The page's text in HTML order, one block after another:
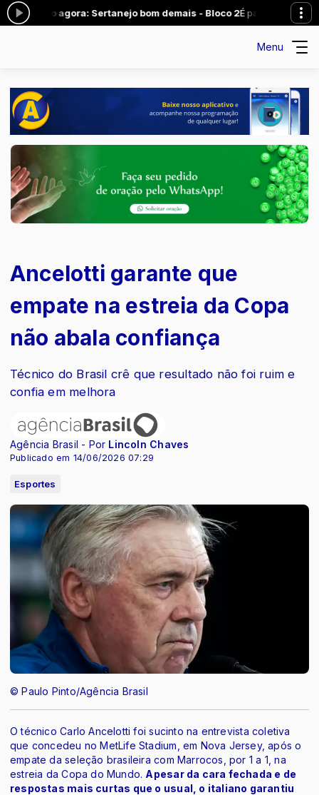
agora: Sertanejo bom demais - Bloco 2É para adorar com
Menu
Ancelotti garante que
empate na estreia da Copa
não abala confiança
Técnico do Brasil crê que resultado não foi ruim e
confia em melhora
Agência Brasil - Por Lincoln Chaves
Publicado em 14/06/2026 07:29
Esportes
© Paulo Pinto/Agência Brasil
O técnico Carlo Ancelotti foi sucinto na entrevista coletiva
que concedeu no MetLife Stadium, em Nova Jersey, após o
empate da seleção brasileira com Marrocos, por 1 a 1, na
estreia da Copa do Mundo. Apesar da cara fechada e de
respostas mais curtas que o usual, o italiano garantiu